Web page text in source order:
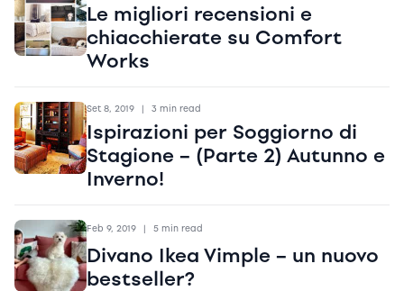
Le migliori recensioni e
chiacchierate su Comfort
Works
Set 8, 2019 | 3 min read
Ispirazioni per Soggiorno di
Stagione – (Parte 2) Autunno e
Inverno!
Feb 9, 2019 | 5 min read
Divano Ikea Vimple – un nuovo
bestseller?